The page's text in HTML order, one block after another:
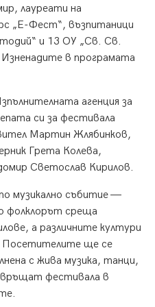
лауреати на
„Е-Фест“, възпитаници
и 13 ОУ „Св. Св.
в програмата
агенция за
си за фестивала
Мартин Жлябинков,
Грета Колева,
Светослав Кирилов.
музикално събитие —
фолклорът среща
а различните култури
ще се
с жива музика, танци,
фестивала в